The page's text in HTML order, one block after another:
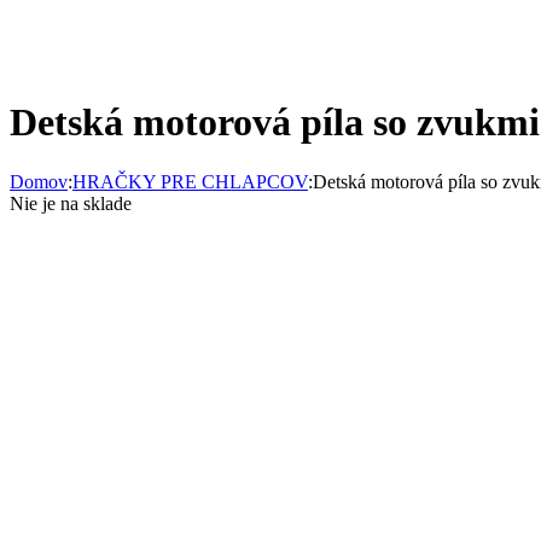
Detská motorová píla so zvukmi
Domov:HRAČKY PRE CHLAPCOV:Detská motorová píla so
Nie je na sklade